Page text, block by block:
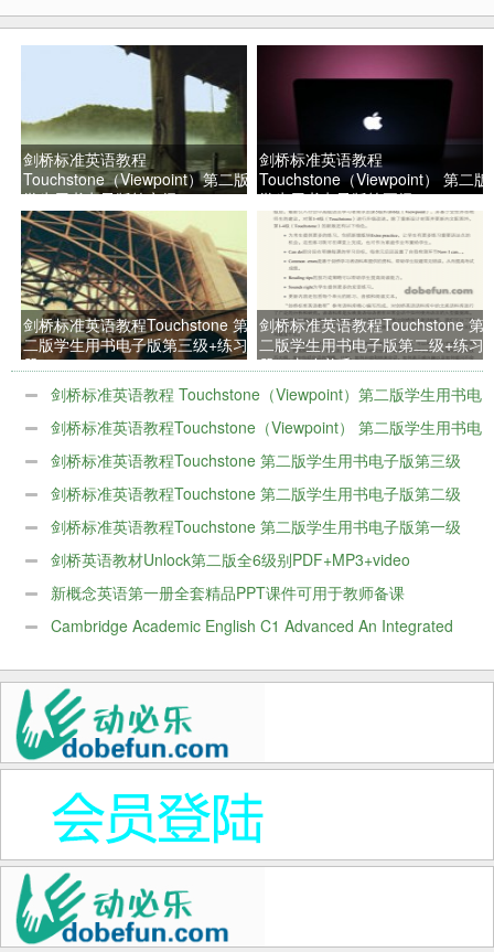
剑桥标准英语教程
Touchstone（Viewpoint）第二版
学生用书电子版第六级
剑桥标准英语教程
Touchstone（Viewpoint） 第二版
学生用书电子版第五级
剑桥标准英语教程Touchstone 第
二版学生用书电子版第三级+练习
册
剑桥标准英语教程Touchstone 第
二版学生用书电子版第二级+练习
册，由动必乐
（www.dobefun.com）推荐学
习。
剑桥标准英语教程 Touchstone（Viewpoint）第二版学生用书电
子版第六级
剑桥标准英语教程Touchstone（Viewpoint） 第二版学生用书电
子版第五级
剑桥标准英语教程Touchstone 第二版学生用书电子版第三级
+练习册剑桥标准英语教程Touchstone 第二版学生用书电子版第二级
+练习册，由动必乐（www.dobefun.com）推荐学习。
剑桥标准英语教程Touchstone 第二版学生用书电子版第一级
+练习册网盘
剑桥英语教材Unlock第二版全6级别PDF+MP3+video
新概念英语第一册全套精品PPT课件可用于教师备课
Cambridge Academic English C1 Advanced An Integrated